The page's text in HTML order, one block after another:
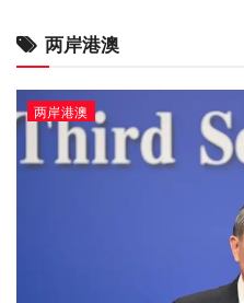
两岸港澳
两岸港澳